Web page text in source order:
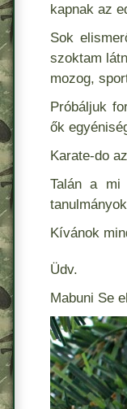
kapnak az
Sok
szoktam
mozog,
Próbáljuk
ők
Karate-do
Talán a mi
Kívánok
Üdv.
Mabuni Se